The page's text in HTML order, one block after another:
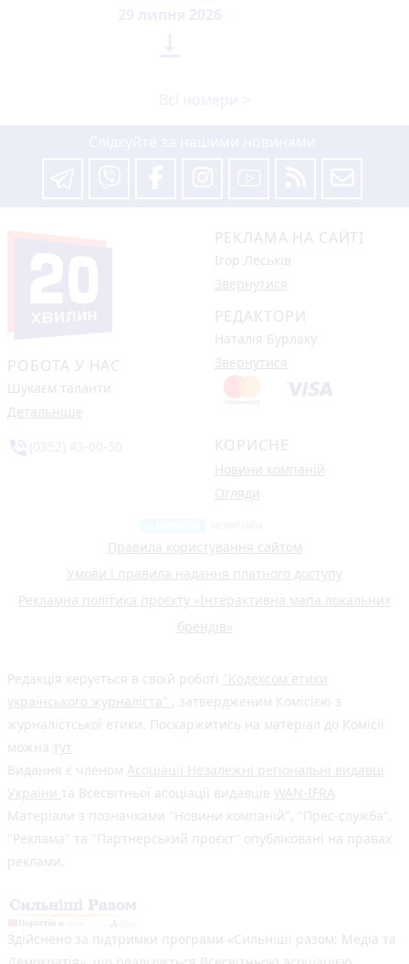
РОБОТА У НАС
Шукаєм таланти
Детальніше
РЕКЛАМА НА САЙТІ
Ігор Леськів
Звернутися
РЕДАКТОРИ
Наталія Бурлаку
Звернутися
КОРИСНЕ
Новини компаній
Огляди
Правила користування сайтом
Умови і правила надання платного доступу
Рекламна політика проєкту «Інтерактивна мапа локальних
брендів»
Редакція керується в своїй роботі "Кодексом етики
українського журналіста"
, затвердженим Комісією з
журналістської етики. Поскаржитись на матеріал до Комісії
можна тут
Видання є членом Асоціації Незалежні регіональні видавці
України та Всесвітньої асоціації видавців WAN-IFRA
Матеріали з позначками "Новини компаній", "Прес-служба",
"Реклама" та "Партнерський проєкт" опубліковані на правах
реклами.
Здійснено за підтримки програми «Сильніші разом: Медіа та